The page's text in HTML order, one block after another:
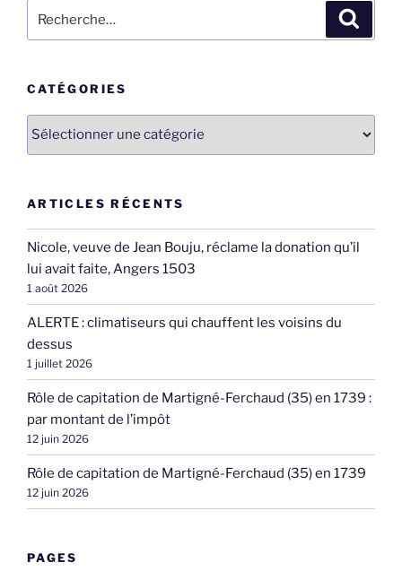
pour
CATÉGORIES
Catégories
ARTICLES RÉCENTS
Nicole, veuve de Jean Bouju, réclame la donation qu’il
lui avait faite, Angers 1503
1 août 2026
ALERTE : climatiseurs qui chauffent les voisins du
dessus
1 juillet 2026
Rôle de capitation de Martigné-Ferchaud (35) en 1739 :
par montant de l’impôt
12 juin 2026
Rôle de capitation de Martigné-Ferchaud (35) en 1739
12 juin 2026
PAGES